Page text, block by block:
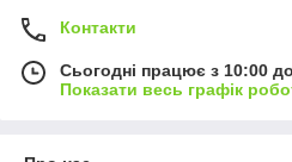
Контакти
Сьогодні працює з 10:00
Показати весь графік